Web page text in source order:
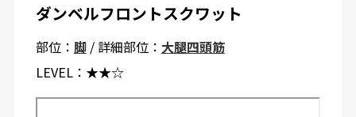
ダンベルフロントスクワット
部位： 脚/ 詳細部位： 大腿四頭筋
LEVEL： ★★☆